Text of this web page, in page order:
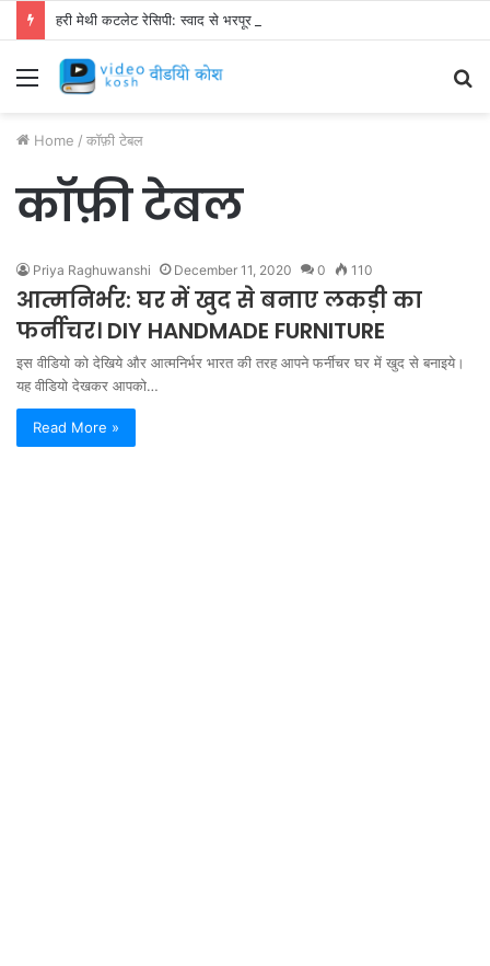
हरी मेथी कटलेट रेसिपी: स्वाद से भरपूर और स्वस्थ नाश्ता बनाएं!
Menu
Home / कॉफ़ी टेबल
कॉफ़ी टेबल
Priya Raghuwanshi December 11, 2020 0 110
आत्मनिर्भर: घर में खुद से बनाए लकड़ी का
फर्नीचर। DIY HANDMADE FURNITURE
इस वीडियो को देखिये और आत्मनिर्भर भारत की तरह आपने फर्नीचर घर में खुद से बनाइये।
यह वीडियो देखकर आपको…
Read More »